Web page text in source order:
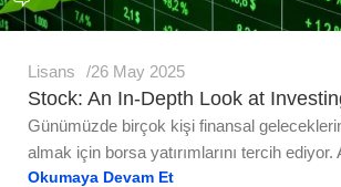
Lisans 26 May 2025
Stock: An In-Depth Look at
Günümüzde birçok kişi finansal
almak için borsa yatırımlarını tercih ediyor.
Okumaya Devam Et